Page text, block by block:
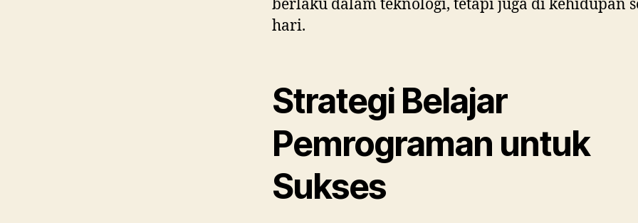
berlaku dalam teknologi, tetapi juga di kehidupan
hari.
Strategi Belajar
Pemrograman untuk
Sukses